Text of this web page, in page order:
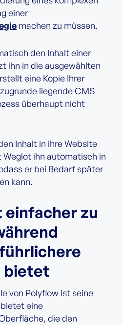
einer
machen zu müssen.
den Inhalt einer
ihn in die ausgewählten
eine Kopie Ihrer
liegende CMS
überhaupt nicht
Inhalt in ihre Website
ihn automatisch in
er bei Bedarf später
kann.
einfacher zu
bietet
von Polyflow ist seine
eine
die den